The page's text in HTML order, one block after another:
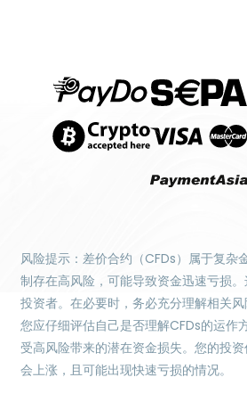
风险提示：差价合约（CFDs）属于复杂
制存在高风险，可能导致资金迅速亏损
投资者。在必要时，务必充分理解相关风
您应仔细评估自己是否理解CFDs的运作
受高风险带来的潜在资金损失。您的投
会上涨，且可能出现快速亏损的情况。